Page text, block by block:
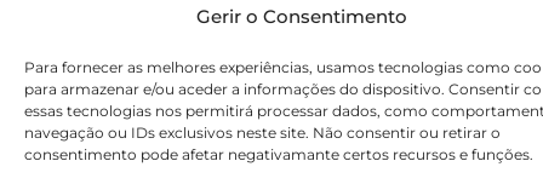
Gerir o Consentimento
Para fornecer as melhores experiências, usamos tecnologias como
para armazenar e/ou aceder a informações do dispositivo. Consentir
essas tecnologias nos permitirá processar dados, como
navegação ou IDs exclusivos neste site. Não consentir ou retirar o
consentimento pode afetar negativamante certos recursos e funções.